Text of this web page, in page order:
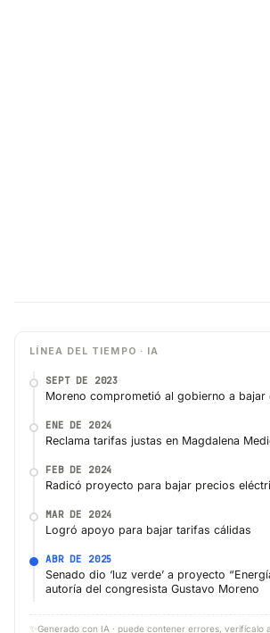
LÍNEA DEL TIEMPO · IA
SEPT DE 2023
Moreno comprometió al gobierno a bajar
ENE DE 2024
Reclama tarifas justas en Magdalena
FEB DE 2024
Radicó proyecto para bajar precios
MAR DE 2024
Logró apoyo para bajar tarifas cálidas
ABR DE 2025
Senado dio ‘luz verde’ a proyecto
autoría del congresista Gustavo Moreno
✨ Generado con IA · puede contener errores, verifícalo